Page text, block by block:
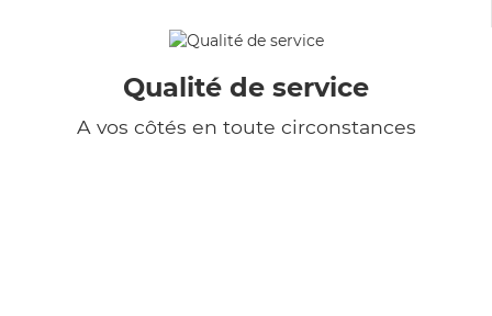
Qualité de service
A vos côtés en toute circonstances